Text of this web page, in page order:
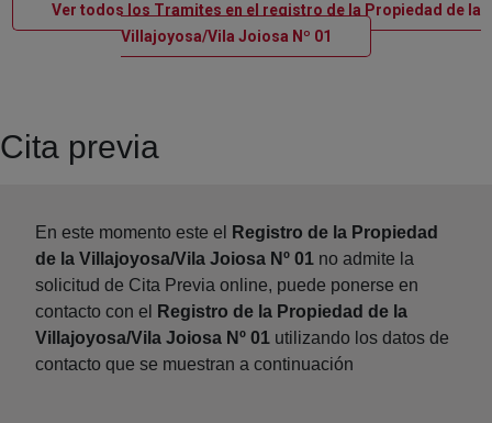
Ver todos los Tramites en el registro de la Propiedad de la
Villajoyosa/Vila Joiosa Nº 01
Ventana nueva
Cita previa
En este momento este el
Registro de la Propiedad
de la Villajoyosa/Vila Joiosa Nº 01 no admite la
solicitud de Cita Previa online, puede ponerse en
contacto con el
Registro de la Propiedad de la
Villajoyosa/Vila Joiosa Nº 01 utilizando los datos de
contacto que se muestran a continuación